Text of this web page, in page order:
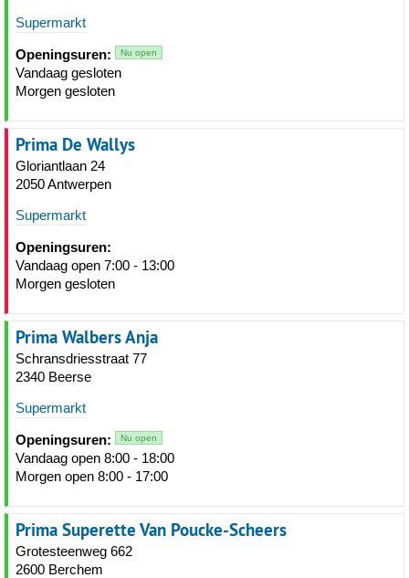
Supermarkt
Openingsuren: Nu open
Vandaag gesloten
Morgen gesloten
Prima De Wallys
Gloriantlaan 24
2050 Antwerpen
Supermarkt
Openingsuren:
Vandaag open 7:00 - 13:00
Morgen gesloten
Prima Walbers Anja
Schransdriesstraat 77
2340 Beerse
Supermarkt
Openingsuren: Nu open
Vandaag open 8:00 - 18:00
Morgen open 8:00 - 17:00
Prima Superette Van Poucke-Scheers
Grotesteenweg 662
2600 Berchem